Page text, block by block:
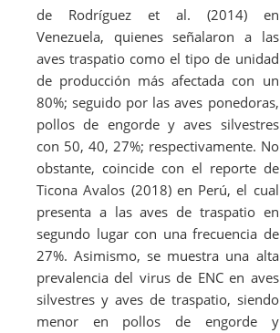
de Rodríguez et al. (2014) en
Venezuela, quienes señalaron a las
aves traspatio como el tipo de unidad
de producción más afectada con un
80%; seguido por las aves ponedoras,
pollos de engorde y aves silvestres
con 50, 40, 27%; respectivamente. No
obstante, coincide con el reporte de
Ticona Avalos (2018) en Perú, el cual
presenta a las aves de traspatio en
segundo lugar con una frecuencia de
27%. Asimismo, se muestra una alta
prevalencia del virus de ENC en aves
silvestres y aves de traspatio, siendo
menor en pollos de engorde y